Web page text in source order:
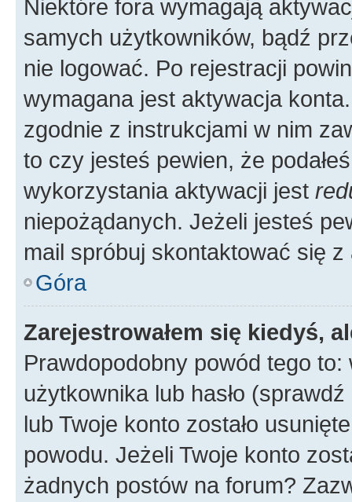
Niektóre fora wymagają
samych użytkowników, bądź
nie logować. Po rejestracji
wymagana jest aktywacja
zgodnie z instrukcjami w nim
to czy jesteś pewien, że
wykorzystania aktywacji jest
niepożądanych. Jeżeli jesteś
mail spróbuj skontaktować się
Góra
Zarejestrowałem się kiedyś,
Prawdopodobny powód tego to:
użytkownika lub hasło
lub Twoje konto zostało
powodu. Jeżeli Twoje konto
żadnych postów na forum?